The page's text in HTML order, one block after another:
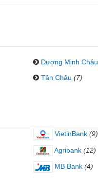
Dương Minh Châu
Tân Châu (7)
VietinBank (9)
Agribank (12)
MB Bank (4)